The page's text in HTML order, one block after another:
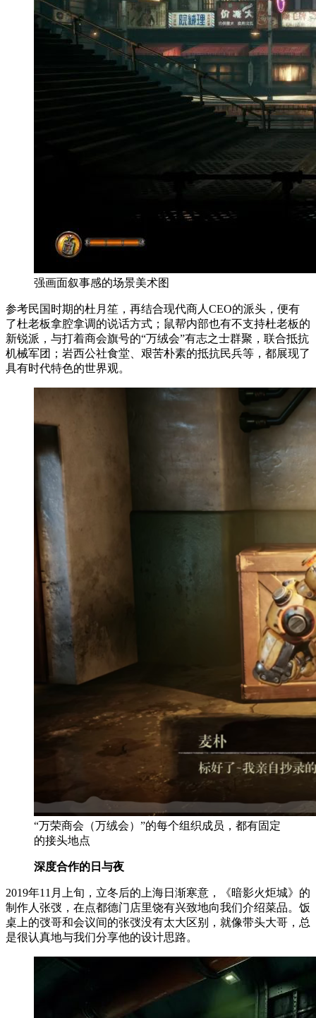
强画面叙事感的场景美术图
参考民国时期的杜月笙，再结合现代商人CEO的派头，便有
了杜老板拿腔拿调的说话方式；鼠帮内部也有不支持杜老板的
新锐派，与打着商会旗号的“万绒会”有志之士群聚，联合抵抗
机械军团；岩西公社食堂、艰苦朴素的抵抗民兵等，都展现了
具有时代特色的世界观。
“万荣商会（万绒会）”的每个组织成员，都有固定
的接头地点
深度合作的日与夜
2019年11月上旬，立冬后的上海日渐寒意，《暗影火炬城》的
制作人张弢，在点都德门店里饶有兴致地向我们介绍菜品。饭
桌上的弢哥和会议间的张弢没有太大区别，就像带头大哥，总
是很认真地与我们分享他的设计思路。